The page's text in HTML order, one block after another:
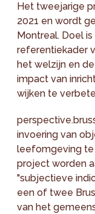
Het tweejarige
2021 en wordt
Montreal. Doel
referentiekader
het welzijn en
impact van
wijken te
invoering van
leefomgeving te
project worden
"subjectieve
een of twee
van het